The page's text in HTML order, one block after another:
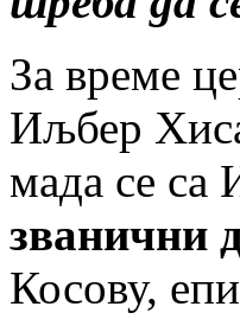
За време
Иљбер
мада се са
званични
Косову,